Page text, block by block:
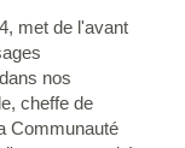
met de l'avant
nos
cheffe de
Communauté